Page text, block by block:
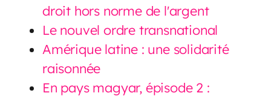
droit hors norme de l'argent
Le nouvel ordre transnational
Amérique latine : une solidarité
raisonnée
En pays magyar, épisode 2 :